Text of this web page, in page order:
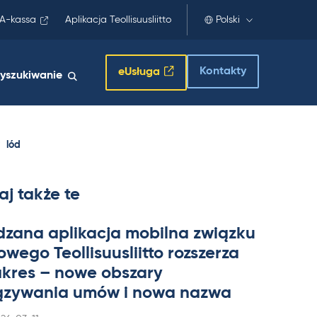
A-kassa Aplikacja Teollisuusliitto Polski
eUsługa Kontakty
lód
także te
apli­kacja mo­bilna związku
Teol­li­suus­liitto rozszerza
– nowe obszary
umów i nowa nazwa